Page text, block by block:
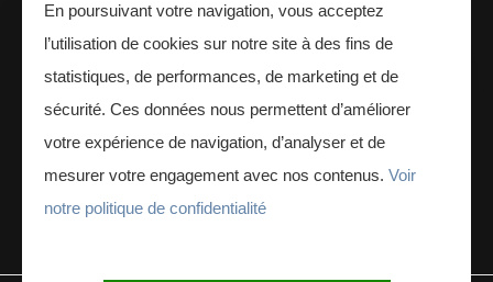
Facebook Instagram Youtube
En poursuivant votre navigation, vous acceptez
l’utilisation de cookies sur notre site à des fins de
statistiques, de performances, de marketing et de
sécurité. Ces données nous permettent d’améliorer
votre expérience de navigation, d’analyser et de
mesurer votre engagement avec nos contenus. Voir
notre politique de confidentialité